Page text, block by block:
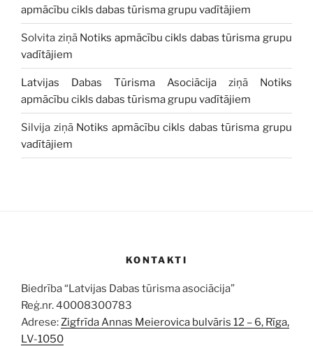
apmācību cikls dabas tūrisma grupu vadītājiem
Solvita ziņā Notiks apmācību cikls dabas tūrisma grupu
vadītājiem
Latvijas Dabas Tūrisma Asociācija ziņā Notiks
apmācību cikls dabas tūrisma grupu vadītājiem
Silvija ziņā Notiks apmācību cikls dabas tūrisma grupu
vadītājiem
KONTAKTI
Biedrība “Latvijas Dabas tūrisma asociācija”
Reģ.nr. 40008300783
Adrese:Zigfrīda Annas Meierovica bulvāris 12 – 6, Rīga,
LV-1050